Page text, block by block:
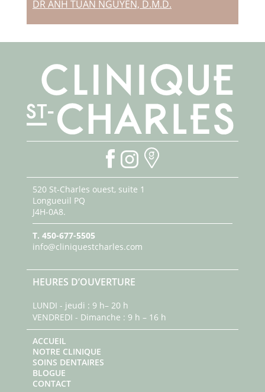
DR ANH TUAN NGUYEN, D.M.D.
520 St-Charles ouest, suite 1
Longueuil PQ
J4H-0A8.
T. 450-677-5505
info@cliniquestcharles.com
HEURES D’OUVERTURE
LUNDI - jeudi : 9 h– 20 h
VENDREDI - Dimanche : 9 h – 16 h
ACCUEIL
NOTRE CLINIQUE
SOINS DENTAIRES
BLOGUE
CONTACT